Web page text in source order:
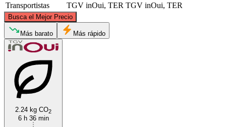
Transportistas
TGV inOui, TER TGV inOui, TER
Busca el Mejor Precio
Landerneau
©CARTO , ©OpenStreetMapcontributors
Más barato Más rápido
2.24 kg CO2
6 h 36 min